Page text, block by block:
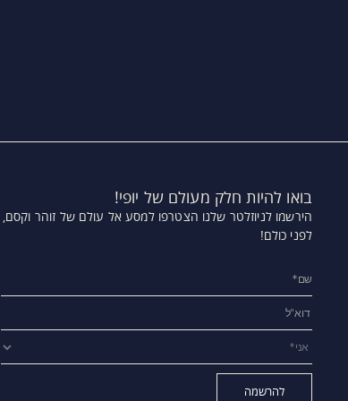
בואו להיות חלק מעולם של יופי!
הירשמו לניוזלטר שלנו הצטרפו למסע אל עולם של זוהר וקסם,
לפני כולם!